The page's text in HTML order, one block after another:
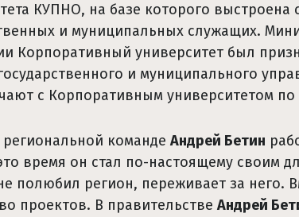
КУПНО, на базе которого выстроена
и муниципальных служащих.
Корпоративный университет был
и муниципального
с Корпоративным университетом
команде Андрей Бетин
время он стал по-настоящему своим
полюбил регион, переживает за него.
проектов. В правительстве Андрей